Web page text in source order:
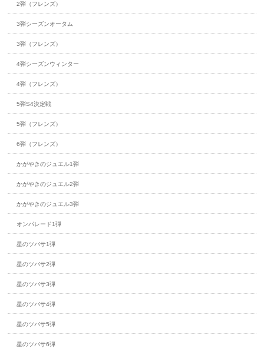
2弾（フレンズ）
3弾シーズンオータム
3弾（フレンズ）
4弾シーズンウィンター
4弾（フレンズ）
5弾S4決定戦
5弾（フレンズ）
6弾（フレンズ）
かがやきのジュエル1弾
かがやきのジュエル2弾
かがやきのジュエル3弾
オンパレード1弾
星のツバサ1弾
星のツバサ2弾
星のツバサ3弾
星のツバサ4弾
星のツバサ5弾
星のツバサ6弾